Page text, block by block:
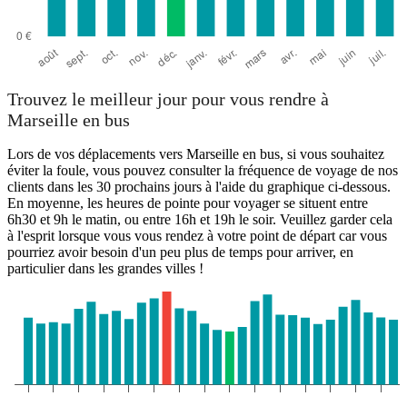
Trouvez le meilleur jour pour vous rendre à
Marseille en bus
Lors de vos déplacements vers Marseille en bus, si vous souhaitez
éviter la foule, vous pouvez consulter la fréquence de voyage de nos
clients dans les 30 prochains jours à l'aide du graphique ci-dessous.
En moyenne, les heures de pointe pour voyager se situent entre
6h30 et 9h le matin, ou entre 16h et 19h le soir. Veuillez garder cela
à l'esprit lorsque vous vous rendez à votre point de départ car vous
pourriez avoir besoin d'un peu plus de temps pour arriver, en
particulier dans les grandes villes !